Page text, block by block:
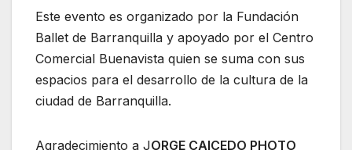
Este evento es organizado por la Fundación
Ballet de Barranquilla y apoyado por el Centro
Comercial Buenavista quien se suma con sus
espacios para el desarrollo de la cultura de la
ciudad de Barranquilla.
Agradecimiento a JORGE CAICEDO PHOTO